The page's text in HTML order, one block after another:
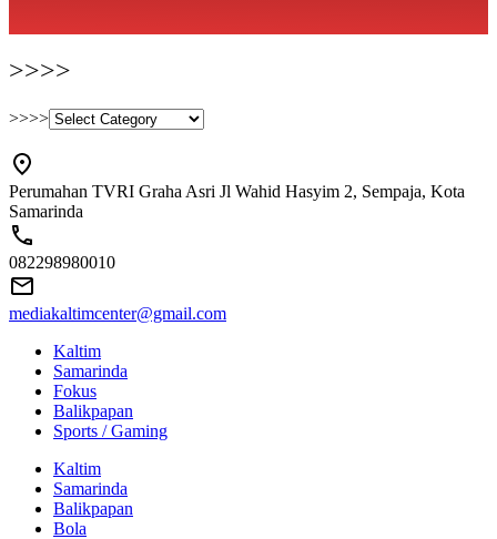
>>>>
>>>>
Perumahan TVRI Graha Asri Jl Wahid Hasyim 2, Sempaja, Kota
Samarinda
082298980010
mediakaltimcenter@gmail.com
Kaltim
Samarinda
Fokus
Balikpapan
Sports / Gaming
Kaltim
Samarinda
Balikpapan
Bola